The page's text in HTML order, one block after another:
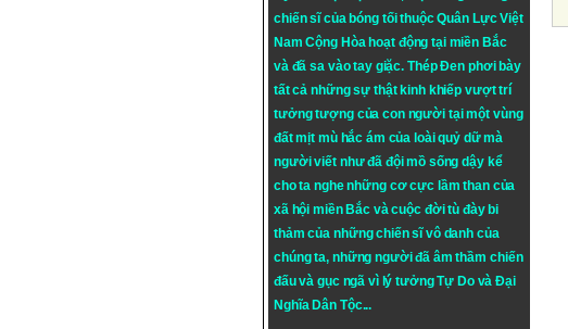
chiến sĩ của bóng tối thuộc Quân Lực Việt
Nam Cộng Hòa hoạt động tại miền Bắc
và đã sa vào tay giặc. Thép Đen phơi bày
tất cả những sự thật kinh khiếp vượt trí
tưởng tượng của con người tại một vùng
đất mịt mù hắc ám của loài quỷ dữ mà
người viết như đã đội mồ sống dậy kể
cho ta nghe những cơ cực lầm than của
xã hội miền Bắc và cuộc đời tù đày bi
thảm của những chiến sĩ vô danh của
chúng ta, những người đã âm thầm chiến
đấu và gục ngã vì lý tưởngTự DovàĐại
Nghĩa Dân Tộc...